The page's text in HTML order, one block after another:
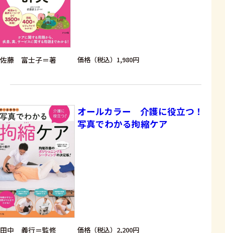
佐藤 富士子＝著 価格（税込）1,980円
オールカラー 介護に役立つ！
写真でわかる拘縮ケア
田中 義行＝監修 価格（税込）2,200円